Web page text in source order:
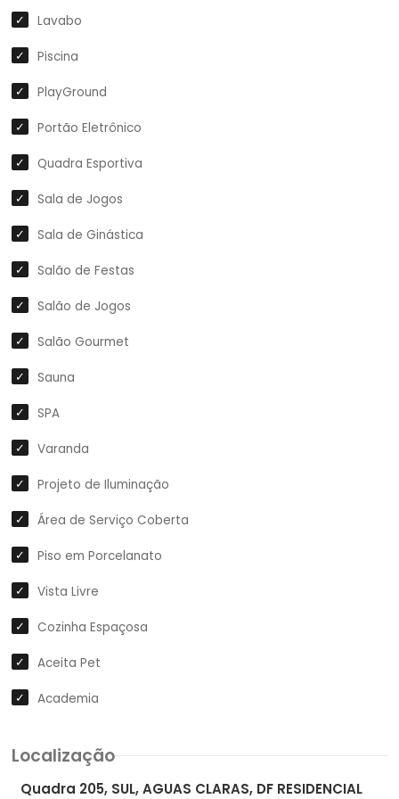
Lavabo
Piscina
PlayGround
Portão Eletrônico
Quadra Esportiva
Sala de Jogos
Sala de Ginástica
Salão de Festas
Salão de Jogos
Salão Gourmet
Sauna
SPA
Varanda
Projeto de Iluminação
Área de Serviço Coberta
Piso em Porcelanato
Vista Livre
Cozinha Espaçosa
Aceita Pet
Academia
Localização
Quadra 205, SUL, AGUAS CLARAS, DF RESIDENCIAL